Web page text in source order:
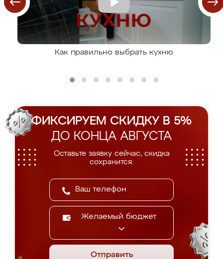
Как правильно выбрать кухню
ФИКСИРУЕМ СКИДКУ В 5%
ДО КОНЦА АВГУСТА
Оставьте заявку сейчас, скидка
сохранится.
Желаемый бюджет
Отправить